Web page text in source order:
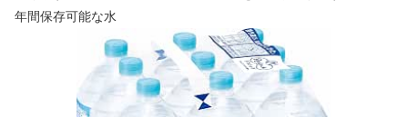
年間保存可能な水